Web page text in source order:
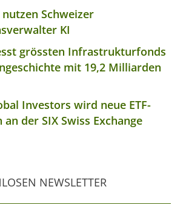
nutzen Schweizer
KI
grössten Infrastrukturfonds
mit 19,2 Milliarden
Investors wird neue ETF-
der SIX Swiss Exchange
NEWSLETTER